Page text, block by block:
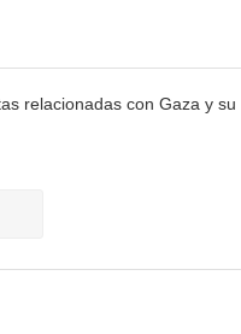
relacionadas con Gaza y su